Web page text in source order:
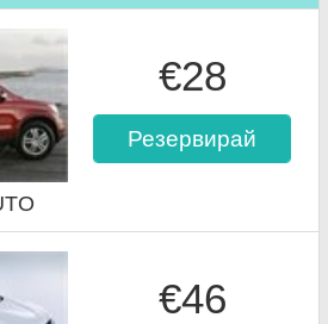
€28
Резервирай
€46